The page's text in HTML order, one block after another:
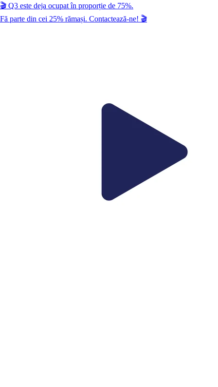
🎬 Q3 este deja ocupat în proporție de 75%.
Fă parte din cei 25% rămași. Contactează-ne! 🎬